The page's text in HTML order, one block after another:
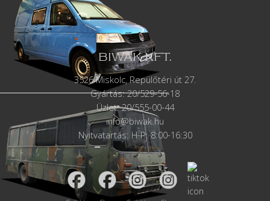
BIWAK KFT.
3526 Miskolc, Repülőtéri út 27.
Gyártás:20/529-56-18
Üzlet: 20/555-00-44
info@biwak.hu
Nyitvatartás: H-P: 8:00-16:30